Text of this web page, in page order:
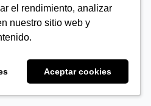
el rendimiento, analizar
nuestro sitio web y
Aceptar cookies